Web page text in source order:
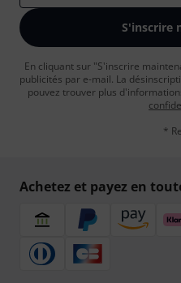
S'inscrire
En cliquant sur "S'inscrire
publicités par e-mail. La
pouvez trouver plus
*
Achetez et payez en